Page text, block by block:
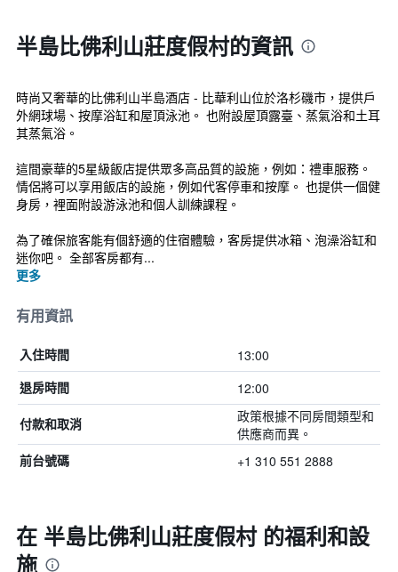
半島比佛利山莊度假村的資訊
時尚又奢華的比佛利山半島酒店 - 比華利山位於洛杉磯市，提供戶
外網球場、按摩浴缸和屋頂泳池。 也附設屋頂露臺、蒸氣浴和土耳
其蒸氣浴。
這間豪華的5星級飯店提供眾多高品質的設施，例如：禮車服務。
情侶將可以享用飯店的設施，例如代客停車和按摩。 也提供一個健
身房，裡面附設游泳池和個人訓練課程。
為了確保旅客能有個舒適的住宿體驗，客房提供冰箱、泡澡浴缸和
迷你吧。 全部客房都有...
更多
有用資訊
入住時間 13:00
退房時間 12:00
付款和取消
政策根據不同房間類型和
供應商而異。
前台號碼 +1 310 551 2888
在 半島比佛利山莊度假村 的福利和設
施